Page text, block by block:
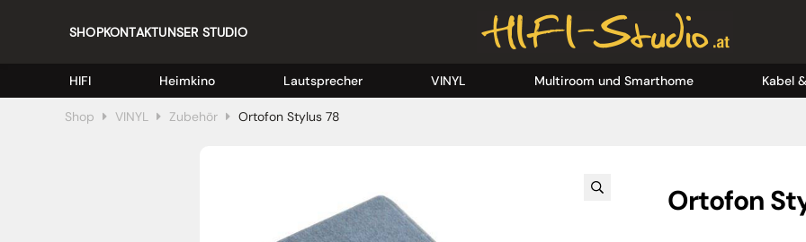
SHOPKONTAKTUNSER STUDIO
HIFI Heimkino Lautsprecher VINYL Multiroom und Smarthome Kabel
Shop VINYL Zubehör Ortofon Stylus 78
Ortofon